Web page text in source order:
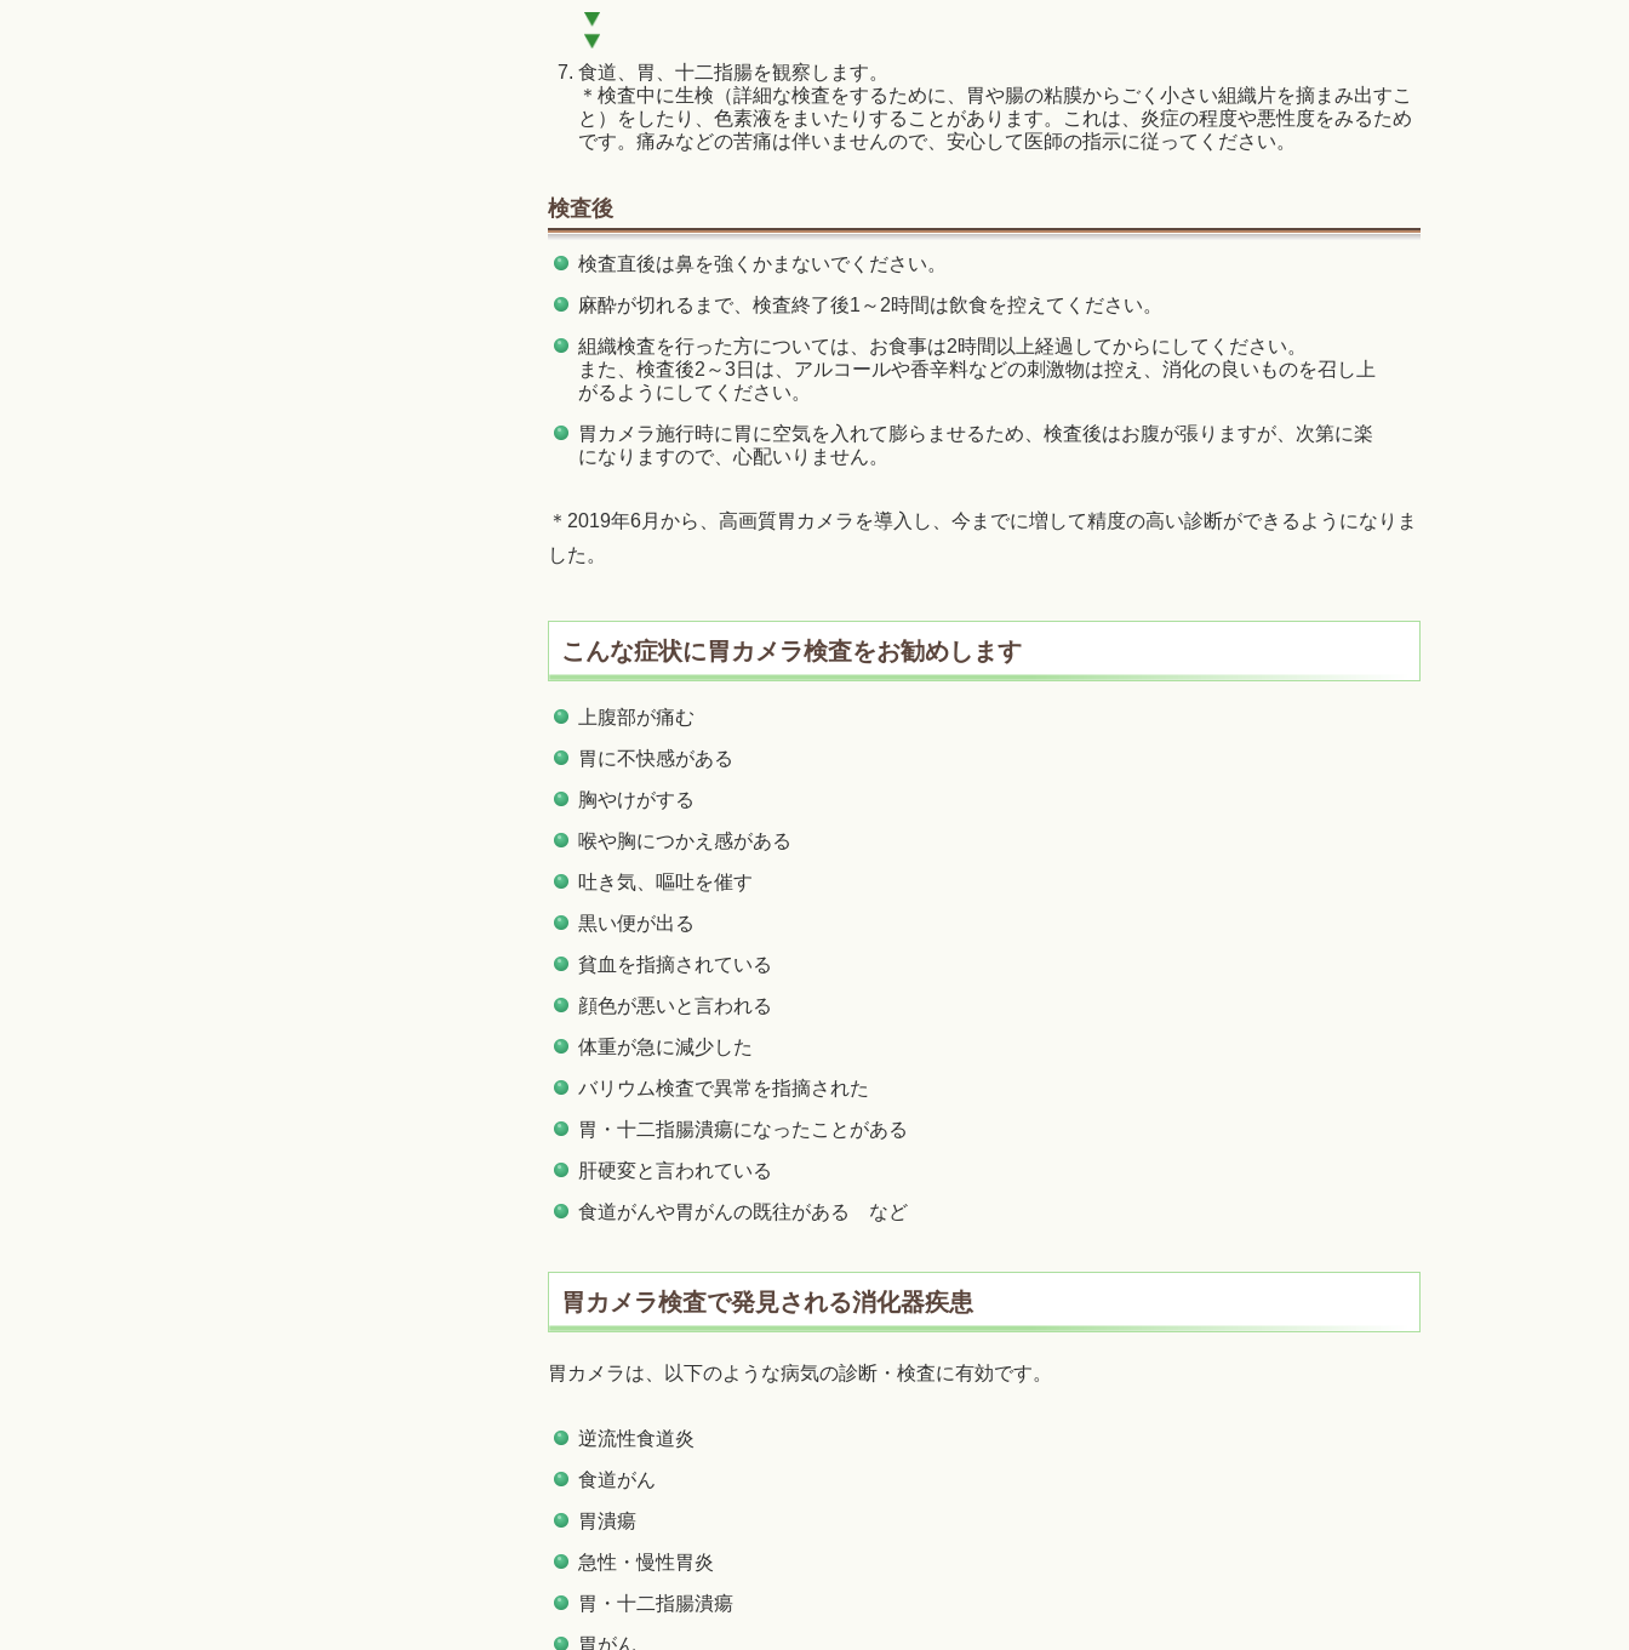
食道、胃、十二指腸を観察します。
＊検査中に生検（詳細な検査をするために、胃や腸の粘膜からごく小さい組織片を摘まみ出すこ
と）をしたり、色素液をまいたりすることがあります。これは、炎症の程度や悪性度をみるため
です。痛みなどの苦痛は伴いませんので、安心して医師の指示に従ってください。
検査後
検査直後は鼻を強くかまないでください。
麻酔が切れるまで、検査終了後1～2時間は飲食を控えてください。
組織検査を行った方については、お食事は2時間以上経過してからにしてください。
また、検査後2～3日は、アルコールや香辛料などの刺激物は控え、消化の良いものを召し上
がるようにしてください。
胃カメラ施行時に胃に空気を入れて膨らませるため、検査後はお腹が張りますが、次第に楽
になりますので、心配いりません。
＊2019年6月から、高画質胃カメラを導入し、今までに増して精度の高い診断ができるようになりま
した。
こんな症状に胃カメラ検査をお勧めします
上腹部が痛む
胃に不快感がある
胸やけがする
喉や胸につかえ感がある
吐き気、嘔吐を催す
黒い便が出る
貧血を指摘されている
顔色が悪いと言われる
体重が急に減少した
バリウム検査で異常を指摘された
胃・十二指腸潰瘍になったことがある
肝硬変と言われている
食道がんや胃がんの既往がある など
胃カメラ検査で発見される消化器疾患
胃カメラは、以下のような病気の診断・検査に有効です。
逆流性食道炎
食道がん
胃潰瘍
急性・慢性胃炎
胃・十二指腸潰瘍
胃がん